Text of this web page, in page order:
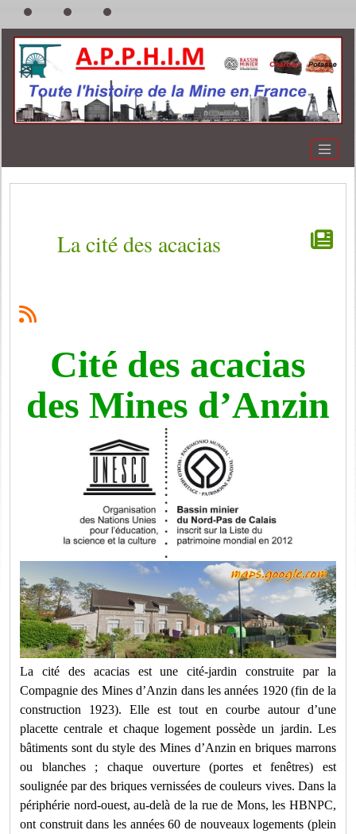
La cité des acacias
Cité des acacias
des Mines d’Anzin
La cité des acacias est une cité-jardin construite par la
Compagnie des Mines d’Anzin dans les années 1920 (fin de la
construction 1923). Elle est tout en courbe autour d’une
placette centrale et chaque logement possède un jardin. Les
bâtiments sont du style des Mines d’Anzin en briques marrons
ou blanches ; chaque ouverture (portes et fenêtres) est
soulignée par des briques vernissées de couleurs vives. Dans la
périphérie nord-ouest, au-delà de la rue de Mons, les HBNPC,
ont construit dans les années 60 de nouveaux logements (plein